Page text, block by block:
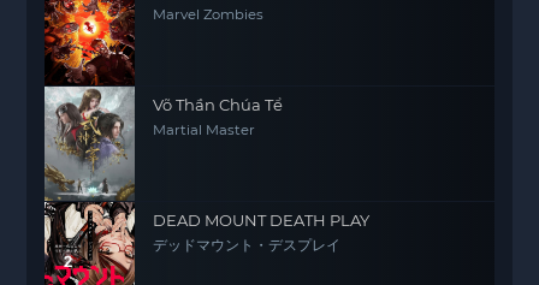
Marvel Zombies
Võ Thần Chúa Tể
Martial Master
DEAD MOUNT DEATH PLAY
デッドマウント・デスプレイ